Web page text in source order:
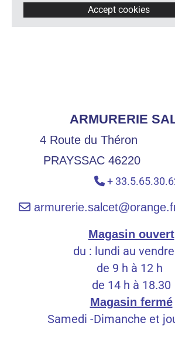
Accept cookies
ARMURERIE
4 Route du Théron
PRAYSSAC 46220
 +

Magasin ouvert
du : lundi au
de 9 h à 12 h
de 14 h à 18.30
Magasin fermé
Samedi -Dimanche et